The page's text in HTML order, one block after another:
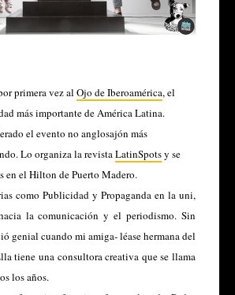
primera vez al Ojo de Iberoamérica, el
más importante de América Latina.
el evento no anglosajón más
Lo organiza la revistaLatinSpotsy se
en el Hilton de Puerto Madero.
como Publicidad y Propaganda en la uni,
la comunicación y el periodismo. Sin
genial cuando mi amiga- léase hermana del
tiene una consultora creativa que se llama
los años.